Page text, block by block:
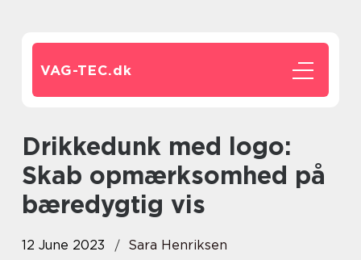
VAG-TEC.dk
Drikkedunk med logo:
Skab opmærksomhed på
bæredygtig vis
12 June 2023
Sara Henriksen